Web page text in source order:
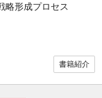
略形成プロセス
書籍紹介